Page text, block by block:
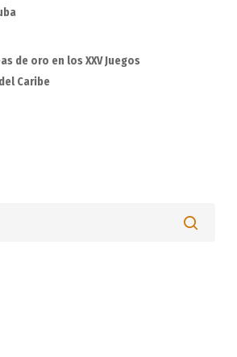
de oro en los XXV Juegos
Caribe